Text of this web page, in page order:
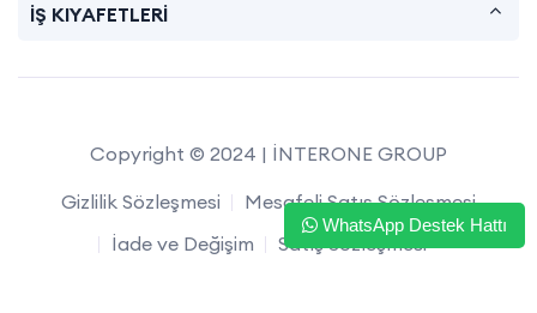
İŞ KIYAFETLERİ
Copyright © 2024 | İNTERONE GROUP
Gizlilik Sözleşmesi
Mesafeli Satış Sözleşmesi
İade ve Değişim
Satış Sözleşmesi
WhatsApp Destek Hattı